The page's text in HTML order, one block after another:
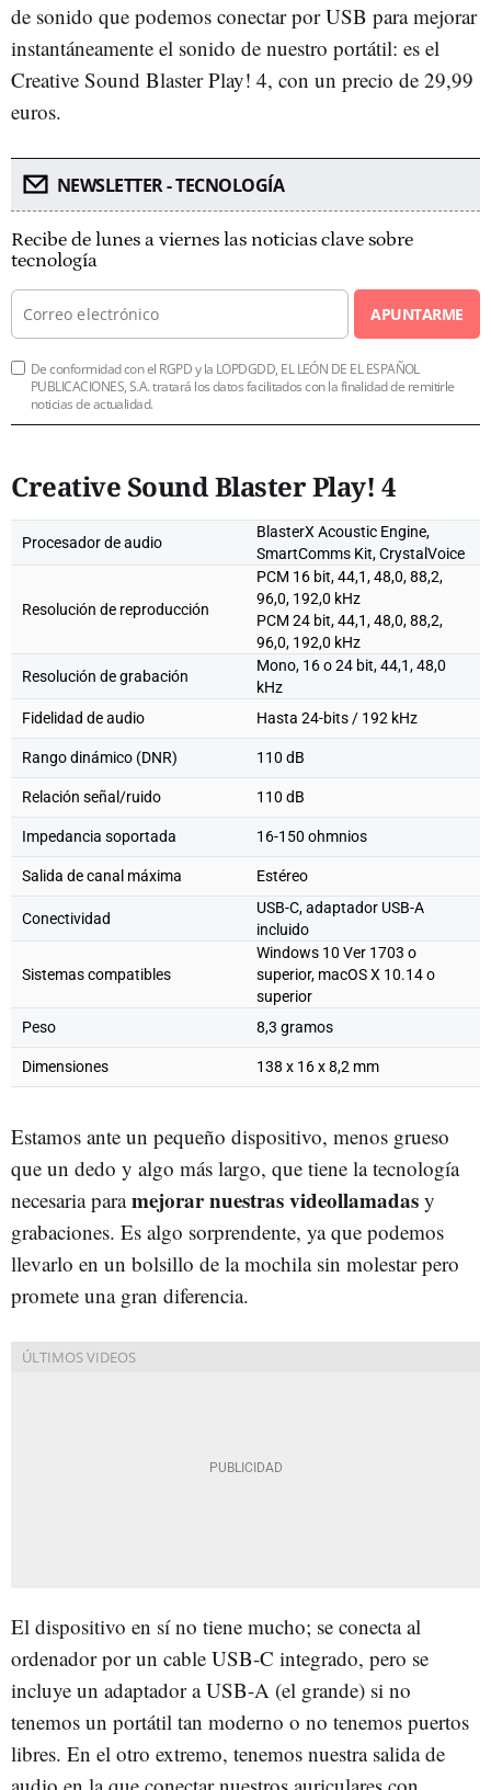
de sonido que podemos conectar por USB para mejorar
instantáneamente el sonido de nuestro portátil: es el
Creative Sound Blaster Play! 4, con un precio de 29,99
euros.
NEWSLETTER - TECNOLOGÍA
Recibe de lunes a viernes las noticias clave sobre
tecnología
APUNTARME
De conformidad con el RGPD y la LOPDGDD, EL LEÓN DE EL ESPAÑOL
PUBLICACIONES, S.A. tratará los datos facilitados con la finalidad de remitirle
noticias de actualidad.
Creative Sound Blaster Play! 4
Procesador de audio
BlasterX Acoustic Engine,
SmartComms Kit, CrystalVoice
Resolución de reproducción
PCM 16 bit, 44,1, 48,0, 88,2,
96,0, 192,0 kHz
PCM 24 bit, 44,1, 48,0, 88,2,
96,0, 192,0 kHz
Resolución de grabación
Mono, 16 o 24 bit, 44,1, 48,0
kHz
Fidelidad de audio
Hasta 24-bits / 192 kHz
Rango dinámico (DNR) 110 dB
Relación señal/ruido 110 dB
Impedancia soportada 16-150 ohmnios
Salida de canal máxima Estéreo
Conectividad
USB-C, adaptador USB-A
incluido
Sistemas compatibles
Windows 10 Ver 1703 o
superior, macOS X 10.14 o
superior
Peso
8,3 gramos
Dimensiones 138 x 16 x 8,2 mm
Estamos ante un pequeño dispositivo, menos grueso
que un dedo y algo más largo, que tiene la tecnología
necesaria paramejorar nuestras videollamadas y
grabaciones. Es algo sorprendente, ya que podemos
llevarlo en un bolsillo de la mochila sin molestar pero
promete una gran diferencia.
El dispositivo en sí no tiene mucho; se conecta al
ordenador por un cable USB-C integrado, pero se
incluye un adaptador a USB-A (el grande) si no
tenemos un portátil tan moderno o no tenemos puertos
libres. En el otro extremo, tenemos nuestra salida de